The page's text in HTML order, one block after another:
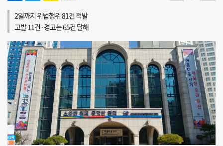
2일까지 위법행위 81건 적발
고발 11건·경고는 65건 달해